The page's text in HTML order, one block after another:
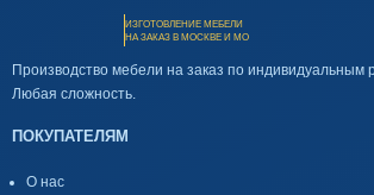
ИЗГОТОВЛЕНИЕ МЕБЕЛИ
НА ЗАКАЗ В МОСКВЕ И МО
Производство мебели на заказ по индивидуальным
Любая сложность.
ПОКУПАТЕЛЯМ
О нас